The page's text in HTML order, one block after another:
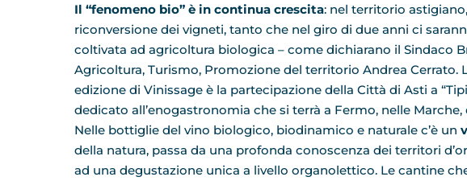
Il “fenomeno bio” è in continua crescita: nel territorio
riconversione dei vigneti, tanto che nel giro di due anni ci
coltivata ad agricoltura biologica – come dichiarano il Sindaco
Agricoltura, Turismo, Promozione del territorio Andrea Cerrato.
edizione di Vinissage è la partecipazione della Città di Asti a
dedicato all’enogastronomia che si terrà a Fermo, nelle Marche,
Nelle bottiglie del vino biologico, biodinamico e naturale c’è un
della natura, passa da una profonda conoscenza dei territori
ad una degustazione unica a livello organolettico. Le cantine